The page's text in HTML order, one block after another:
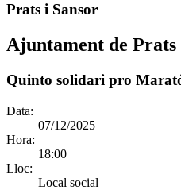
Prats i Sansor
Ajuntament de Prats
Quinto solidari pro
Data:
07/12/2025
Hora:
18:00
Lloc:
Local social